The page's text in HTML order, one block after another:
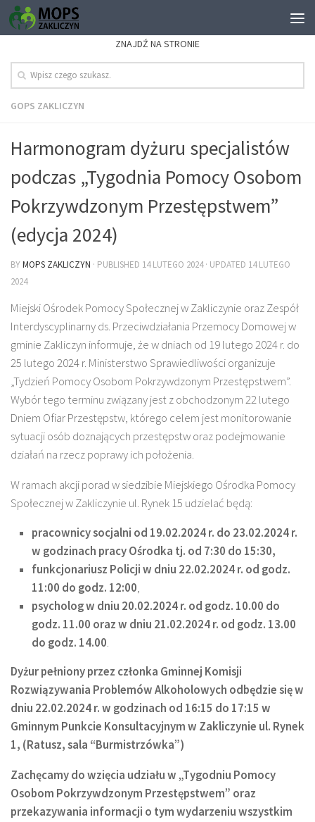
ZNAJDŹ NA STRONIE
GOPS ZAKLICZYN
Harmonogram dyżuru specjalistów
podczas „Tygodnia Pomocy Osobom
Pokrzywdzonym Przestępstwem”
(edycja 2024)
BYMOPS ZAKLICZYN · PUBLISHED 14 LUTEGO 2024· UPDATED 14 LUTEGO
2024
Miejski Ośrodek Pomocy Społecznej w Zakliczynie oraz Zespół
Interdyscyplinarny ds. Przeciwdziałania Przemocy Domowej w
gminie Zakliczyn informuje, że w dniach od 19 lutego 2024 r. do
25 lutego 2024 r. Ministerstwo Sprawiedliwości organizuje
„Tydzień Pomocy Osobom Pokrzywdzonym Przestępstwem”.
Wybór tego terminu związany jest z obchodzonym 22 lutego
Dniem Ofiar Przestępstw, którego celem jest monitorowanie
sytuacji osób doznających przestępstw oraz podejmowanie
działań na rzecz poprawy ich położenia.
W ramach akcji porad w siedzibie Miejskiego Ośrodka Pomocy
Społecznej w Zakliczynie ul. Rynek 15 udzielać będą:
pracownicy socjalni od 19.02.2024 r. do 23.02.2024 r.
w godzinach pracy Ośrodka tj. od 7:30 do 15:30,
funkcjonariusz Policji w dniu 22.02.2024 r. od godz.
11:00 do godz. 12:00,
psycholog w dniu 20.02.2024 r. od godz. 10.00 do
godz. 11.00 oraz w dniu 21.02.2024 r. od godz. 13.00
do godz. 14.00.
Dyżur pełniony przez członka Gminnej Komisji
Rozwiązywania Problemów Alkoholowych odbędzie się w
dniu 22.02.2024 r. w godzinach od 16:15 do 17:15 w
Gminnym Punkcie Konsultacyjnym w Zakliczynie ul. Rynek
1, (Ratusz, sala “Burmistrzówka”)
Zachęcamy do wzięcia udziału w „Tygodniu Pomocy
Osobom Pokrzywdzonym Przestępstwem” oraz
przekazywania informacji o tym wydarzeniu wszystkim